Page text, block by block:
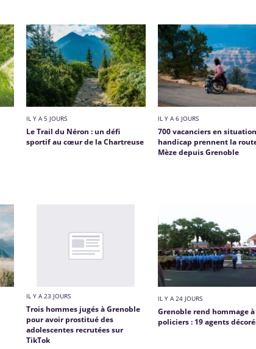
IL Y A 5 JOURS
Le Trail du Néron : un défi
sportif au cœur de la Chartreuse
IL Y A 6 JOURS
700 vacanciers en
handicap prennent la
Mèze depuis Grenoble
IL Y A 23 JOURS
Trois hommes jugés à Grenoble
pour avoir prostitué des
adolescentes recrutées sur
TikTok
IL Y A 24 JOURS
Grenoble rend hommage à
policiers : 19 agents